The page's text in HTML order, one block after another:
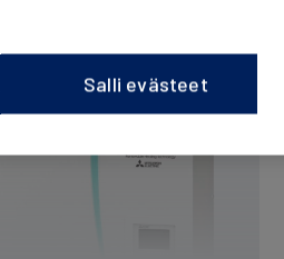
Salli evästeet